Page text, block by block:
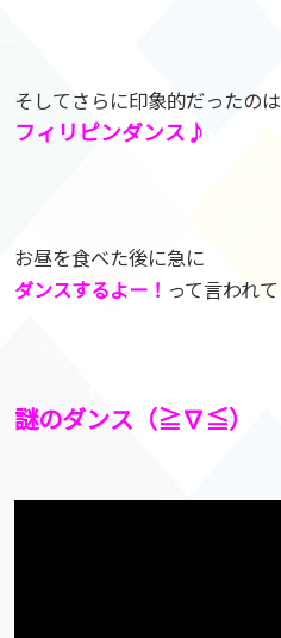
そしてさらに印象的だったのは
フィリピンダンス♪
お昼を食べた後に急に
ダンスするよー！ って言われて
謎のダンス（≧∇≦）